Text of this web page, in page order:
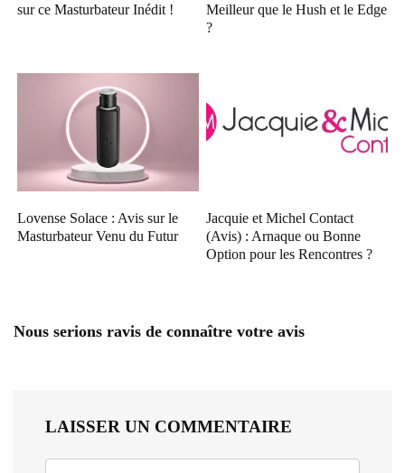
sur ce Masturbateur Inédit !
Meilleur que le Hush et le Edge
?
Lovense Solace : Avis sur le
Masturbateur Venu du Futur
Jacquie et Michel Contact
(Avis) : Arnaque ou Bonne
Option pour les Rencontres ?
Nous serions ravis de connaître votre avis
LAISSER UN COMMENTAIRE